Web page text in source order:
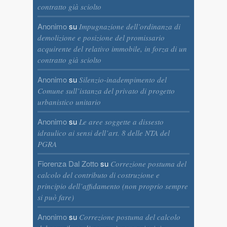
contratto già sciolto
Anonimosu Impugnazione dell’ordinanza di
demolizione e posizione del promissario
acquirente del relativo immobile, in forza di un
contratto già sciolto
Anonimosu Silenzio-inadempimento del
Comune sull’istanza del privato di progetto
urbanistico unitario
Anonimosu Le aree soggette a dissesto
idraulico ai sensi dell’art. 8 delle NTA del
PGRA
Fiorenza Dal Zottosu Correzione postuma del
calcolo del contributo di costruzione e
principio dell’affidamento (non proprio sempre
si può fare)
Anonimosu Correzione postuma del calcolo